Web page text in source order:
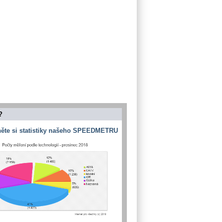
si statistiky našeho SPEEDMETRU